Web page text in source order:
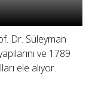
Dr. Süleyman
ve 1789
ele alıyor.